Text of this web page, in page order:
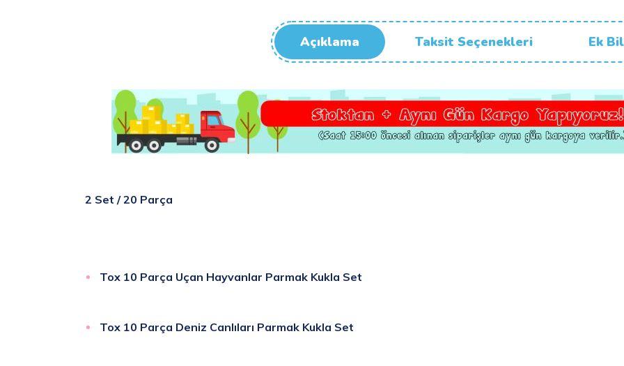
Açıklama Taksit Seçenekleri Ek
2 Set / 20 Parça
Tox 10 Parça Uçan Hayvanlar Parmak Kukla Set
Tox 10 Parça Deniz Canlıları Parmak Kukla Set